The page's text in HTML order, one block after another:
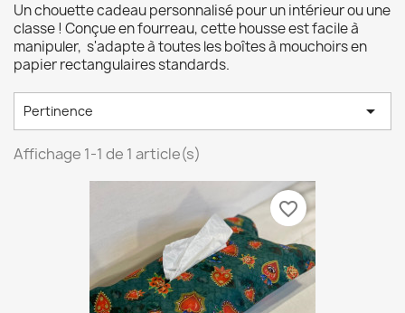
Un chouette cadeau personnalisé pour un intérieur ou une
classe ! Conçue en fourreau, cette housse est facile à
manipuler, s'adapte à toutes les boîtes à mouchoirs en
papier rectangulaires standards.
Pertinence 
Affichage 1-1 de 1 article(s)
favorite_border